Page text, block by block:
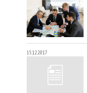
15.12.2017